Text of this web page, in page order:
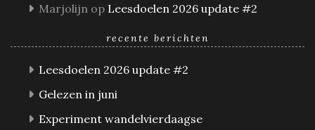
Marjolijn op Leesdoelen 2026 update #2
recente berichten
Leesdoelen 2026 update #2
Gelezen in juni
Experiment wandelvierdaagse